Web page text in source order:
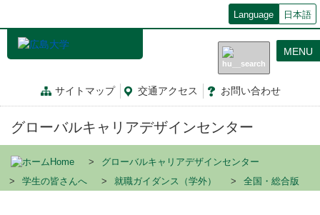
Language 日本語
サイトマップ 交通アクセス お問い合わせ
MENU
グローバルキャリアデザインセンター
Home
グローバルキャリアデザインセンター
学生の皆さんへ
就職ガイダンス（学外） 全国・総合版